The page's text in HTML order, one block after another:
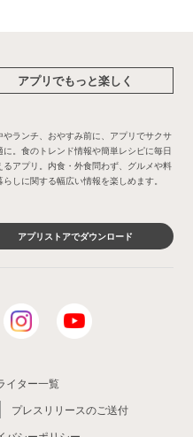
アプリでもっと楽しく
やランチ、おやすみ前に、アプリでサクサ
に。食のトレンド情報や簡単レシピに毎日
るアプリ。内食・外食問わず、グルメや料
らしに関する幅広い情報を楽しめます。
アプリストアでダウンロード
イター一覧
プレスリリースのご送付